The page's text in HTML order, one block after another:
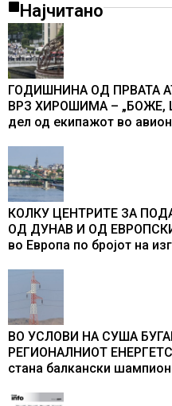
Најчитано
ГОДИШНИНА ОД ПРВАТА
ВРЗ ХИРОШИМА – „БОЖЕ,
дел од екипажот во
промени текот на
КОЛКУ ЦЕНТРИТЕ ЗА
ОД ДУНАВ И ОД
во Европа по бројот на
ВО УСЛОВИ НА СУША
РЕГИОНАЛНИОТ
стана балкански